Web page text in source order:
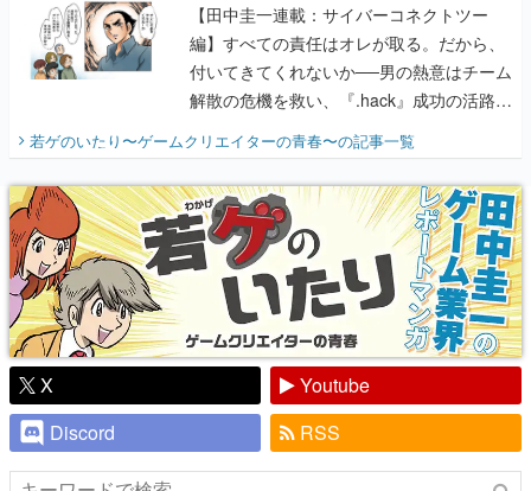
【田中圭一連載：サイバーコネクトツー
編】すべての責任はオレが取る。だから、
付いてきてくれないか──男の熱意はチーム
解散の危機を救い、『.hack』成功の活路を
開く。業界の快男児・松山 洋に流れる血は
『少年ジャンプ』色だった【若ゲのいた
り】
若ゲのいたり〜ゲームクリエイターの青春〜の記事一覧
X
Youtube
Discord
RSS